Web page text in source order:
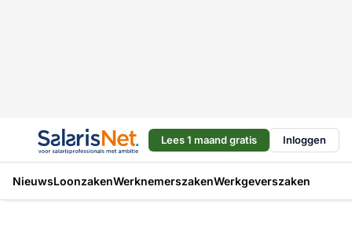
Lees 1 maand gratis Inloggen
NieuwsLoonzakenWerknemerszakenWerkgeverszaken